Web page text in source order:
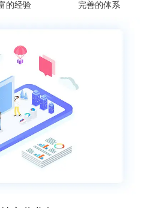
的经验 完善的体系